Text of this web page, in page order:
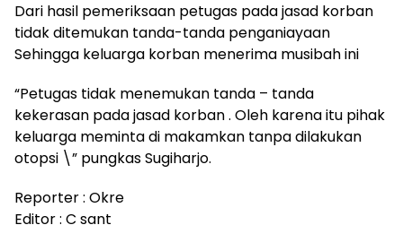
Dari hasil pemeriksaan petugas pada jasad korban
tidak ditemukan tanda-tanda penganiayaan
Sehingga keluarga korban menerima musibah ini
“Petugas tidak menemukan tanda – tanda
kekerasan pada jasad korban . Oleh karena itu pihak
keluarga meminta di makamkan tanpa dilakukan
otopsi \” pungkas Sugiharjo.
Reporter : Okre
Editor : C sant